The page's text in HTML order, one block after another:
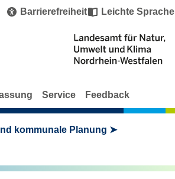
Barrierefreiheit Leichte Sprache
Service Feedback
kommunale Planung